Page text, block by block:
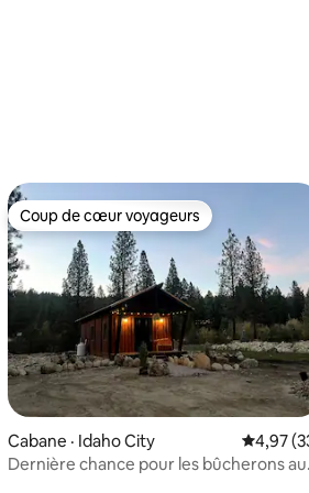
de 4,98 sur 5, 913 commentaires
de 4,93 sur 5, 169 commentaires
Coup de cœur voyageurs
Coup de cœur voyageurs
Cabane · Idaho City Note
4,97
Dernière chance pour les bûcherons au